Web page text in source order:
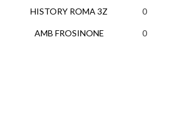
HISTORY ROMA 3Z
AMB FROSINONE
0
0